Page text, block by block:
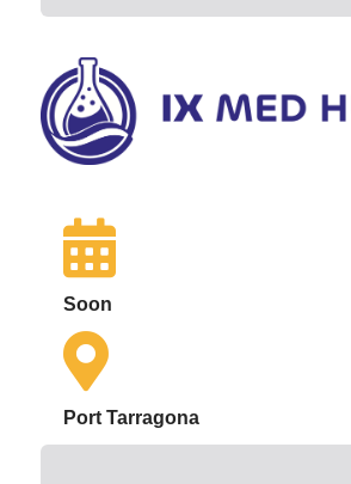
Soon
Port Tarragona